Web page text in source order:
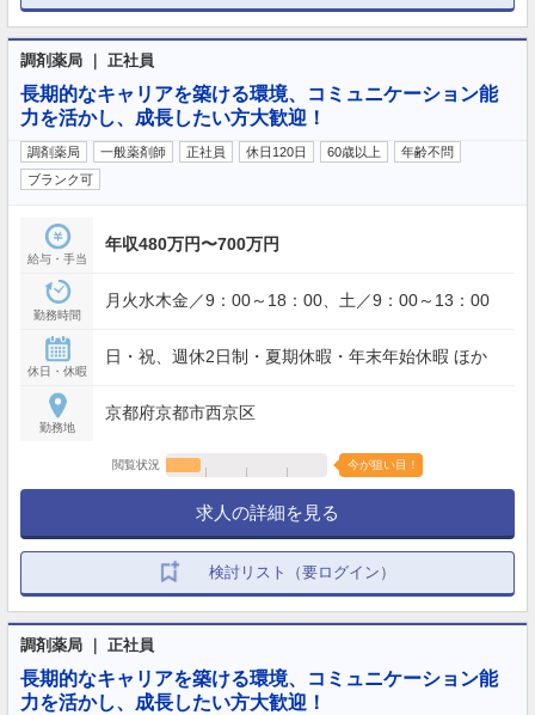
調剤薬局 ｜ 正社員
長期的なキャリアを築ける環境、コミュニケーション能
力を活かし、成長したい方大歓迎！
調剤薬局 一般薬剤師 正社員 休日120日 60歳以上
年齢不問
ブランク可
給与・手当
年収480万円〜700万円
勤務時間
月火水木金／9：00～18：00、土／9：00～13：00
休日・休暇
日・祝、週休2日制・夏期休暇・年末年始休暇 ほか
勤務地
京都府京都市西京区
閲覧状況 今が狙い目！
求人の詳細を見る
検討リスト（要ログイン）
調剤薬局 ｜ 正社員
長期的なキャリアを築ける環境、コミュニケーション能
力を活かし、成長したい方大歓迎！